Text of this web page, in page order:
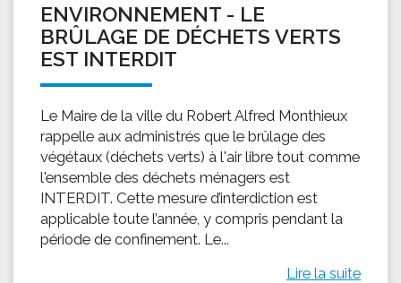
ENVIRONNEMENT - LE
BRÛLAGE DE DÉCHETS VERTS
EST INTERDIT
Le Maire de la ville du Robert Alfred Monthieux
rappelle aux administrés que le brûlage des
végétaux (déchets verts) à l'air libre tout comme
l'ensemble des déchets ménagers est
INTERDIT. Cette mesure d’interdiction est
applicable toute l’année, y compris pendant la
période de confinement. Le...
Lire la suite